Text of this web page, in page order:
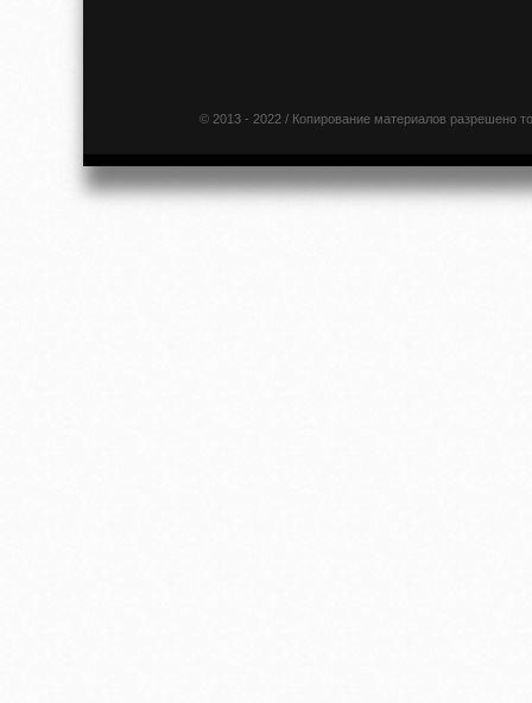
© 2013 - 2022 / Копирование материалов разрешено